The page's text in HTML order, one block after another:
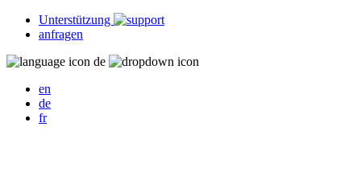
Unterstützung
anfragen
de
en
de
fr